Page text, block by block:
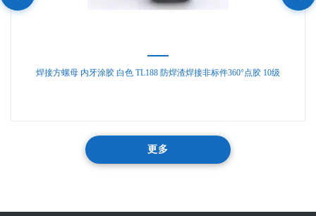
焊接方螺母 内牙涂胶 白色 TL188 防焊渣焊接非标件360°点胶 10级
更多